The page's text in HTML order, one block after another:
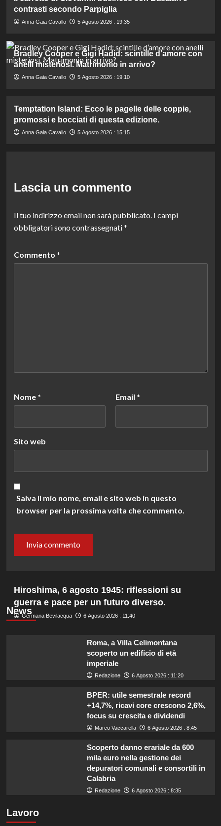
contrasti secondo Parpiglia
Anna Gaia Cavallo 5 Agosto 2026 : 19:35
Bradley Cooper e Gigi Hadid: scintille d’amore con
anelli misteriosi. Matrimonio in arrivo?
Anna Gaia Cavallo 5 Agosto 2026 : 19:10
Temptation Island: Ecco le pagelle delle coppie,
promossi e bocciati di questa edizione.
Anna Gaia Cavallo 5 Agosto 2026 : 15:15
Lascia un commento
Il tuo indirizzo email non sarà pubblicato. I campi
obbligatori sono contrassegnati*
Commento *
Nome * Email *
Sito web
Salva il mio nome, email e sito web in questo
browser per la prossima volta che commento.
News
Hiroshima, 6 agosto 1945: riflessioni su
guerra e pace per un futuro diverso.
Germana Bevilacqua 6 Agosto 2026 : 11:40
Roma, a Villa Celimontana
scoperto un edificio di età
imperiale
Redazione 6 Agosto 2026 : 11:20
BPER: utile semestrale record
+14,7%, ricavi core crescono 2,6%,
focus su crescita e dividendi
Marco Vaccarella 6 Agosto 2026 : 8:45
Scoperto danno erariale da 600
mila euro nella gestione dei
depuratori comunali e consortili in
Calabria
Redazione 6 Agosto 2026 : 8:35
Lavoro